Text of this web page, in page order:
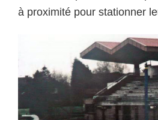
à proximité pour stationner